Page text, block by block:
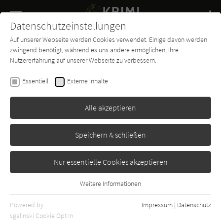
SUCHE
Buch-
Entdecker
Forum Charts
Roland Muller
Eisrausch (John Kaunak 1)
Erschienen: August 2024 2
Datenschutzeinstellungen
Auf unserer Webseite werden Cookies verwendet. Einige davon werden
zwingend benötigt, während es uns andere ermöglichen, Ihre
Nutzererfahrung auf unserer Webseite zu verbessern.
Essentiell Externe Inhalte
Alle akzeptieren
Speichern & schließen
Nur essentielle Cookies akzeptieren
Essentielle Cookies werden für grundlegende Funktionen der
Webseite benötigt. Dadurch ist gewährleistet, dass die Webseite
Weitere Informationen
Powered by
sgalinski Cookie Opt In
Impressum | Datenschutz